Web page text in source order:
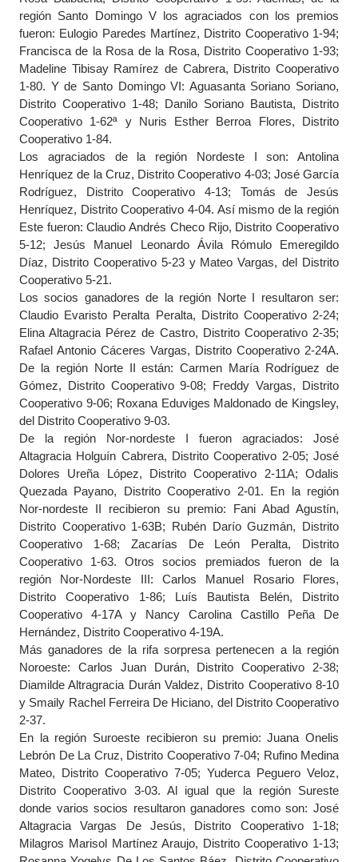
región Santo Domingo V los agraciados con los premios
fueron: Eulogio Paredes Martínez, Distrito Cooperativo 1-94;
Francisca de la Rosa de la Rosa, Distrito Cooperativo 1-93;
Madeline Tibisay Ramírez de Cabrera, Distrito Cooperativo
1-80. Y de Santo Domingo VI: Aguasanta Soriano Soriano,
Distrito Cooperativo 1-48; Danilo Soriano Bautista, Distrito
Cooperativo 1-62ª y Nuris Esther Berroa Flores, Distrito
Cooperativo 1-84.
Los agraciados de la región Nordeste I son: Antolina
Henríquez de la Cruz, Distrito Cooperativo 4-03; José García
Rodríguez, Distrito Cooperativo 4-13; Tomás de Jesús
Henríquez, Distrito Cooperativo 4-04. Así mismo de la región
Este fueron: Claudio Andrés Checo Rijo, Distrito Cooperativo
5-12; Jesús Manuel Leonardo Ávila Rómulo Emeregildo
Díaz, Distrito Cooperativo 5-23 y Mateo Vargas, del Distrito
Cooperativo 5-21.
Los socios ganadores de la región Norte I resultaron ser:
Claudio Evaristo Peralta Peralta, Distrito Cooperativo 2-24;
Elina Altagracia Pérez de Castro, Distrito Cooperativo 2-35;
Rafael Antonio Cáceres Vargas, Distrito Cooperativo 2-24A.
De la región Norte II están: Carmen María Rodríguez de
Gómez, Distrito Cooperativo 9-08; Freddy Vargas, Distrito
Cooperativo 9-06; Roxana Eduviges Maldonado de Kingsley,
del Distrito Cooperativo 9-03.
De la región Nor-nordeste I fueron agraciados: José
Altagracia Holguín Cabrera, Distrito Cooperativo 2-05; José
Dolores Ureña López, Distrito Cooperativo 2-11A; Odalis
Quezada Payano, Distrito Cooperativo 2-01. En la región
Nor-nordeste II recibieron su premio: Fani Abad Agustín,
Distrito Cooperativo 1-63B; Rubén Darío Guzmán, Distrito
Cooperativo 1-68; Zacarías De León Peralta, Distrito
Cooperativo 1-63. Otros socios premiados fueron de la
región Nor-Nordeste III: Carlos Manuel Rosario Flores,
Distrito Cooperativo 1-86; Luís Bautista Belén, Distrito
Cooperativo 4-17A y Nancy Carolina Castillo Peña De
Hernández, Distrito Cooperativo 4-19A.
Más ganadores de la rifa sorpresa pertenecen a la región
Noroeste: Carlos Juan Durán, Distrito Cooperativo 2-38;
Diamilde Altragracia Durán Valdez, Distrito Cooperativo 8-10
y Smaily Rachel Ferreira De Hiciano, del Distrito Cooperativo
2-37.
En la región Suroeste recibieron su premio: Juana Onelis
Lebrón De La Cruz, Distrito Cooperativo 7-04; Rufino Medina
Mateo, Distrito Cooperativo 7-05; Yuderca Peguero Veloz,
Distrito Cooperativo 3-03. Al igual que la región Sureste
donde varios socios resultaron ganadores como son: José
Altagracia Vargas De Jesús, Distrito Cooperativo 1-18;
Milagros Marisol Martínez Araujo, Distrito Cooperativo 1-13;